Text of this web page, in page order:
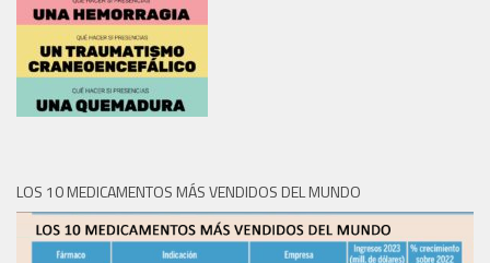
LOS 10 MEDICAMENTOS MÁS VENDIDOS DEL MUNDO